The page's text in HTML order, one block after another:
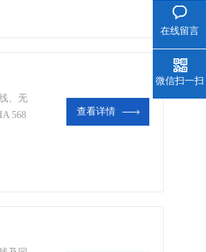
、无
568
查看详情
在线留言
微信扫一扫